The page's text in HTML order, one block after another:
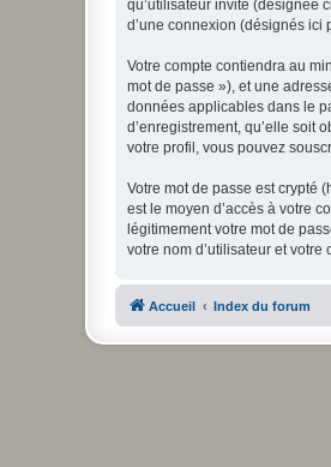
qu’utilisateur invité (désignée
d’une connexion (désignés ici
Votre compte contiendra au
mot de passe »), et une
données applicables dans le
d’enregistrement, qu’elle soit
votre profil, vous pouvez
Votre mot de passe est crypté
est le moyen d’accès à votre
légitimement votre mot de
votre nom d’utilisateur et
Accueil Index du forum